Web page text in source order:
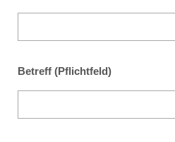
Betreff (Pflichtfeld)